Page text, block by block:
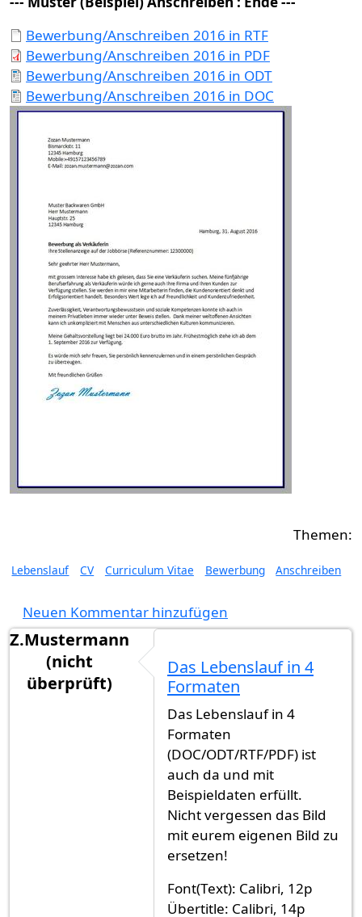
Bewerbung/Anschreiben 2016 in RTF
Bewerbung/Anschreiben 2016 in PDF
Bewerbung/Anschreiben 2016 in ODT
Bewerbung/Anschreiben 2016 in DOC
Lebenslauf CV Curriculum Vitae Bewerbung Anschreiben
Neuen Kommentar hinzufügen
Z.Mustermann
(nicht
überprüft)
Das Lebenslauf in 4
Formaten
Das Lebenslauf in 4
Formaten
(DOC/ODT/RTF/PDF) ist
auch da und mit
Beispieldaten erfüllt.
Nicht vergessen das Bild
mit eurem eigenen Bild zu
ersetzen!
Font(Text): Calibri, 12p
Übertitle: Calibri, 14p